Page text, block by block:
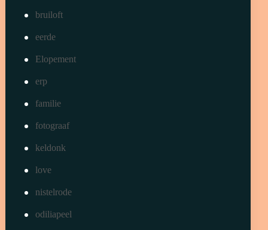
Elopement
erp
familie
fotograaf
keldonk
love
nistelrode
odiliapeel
uden
veghel